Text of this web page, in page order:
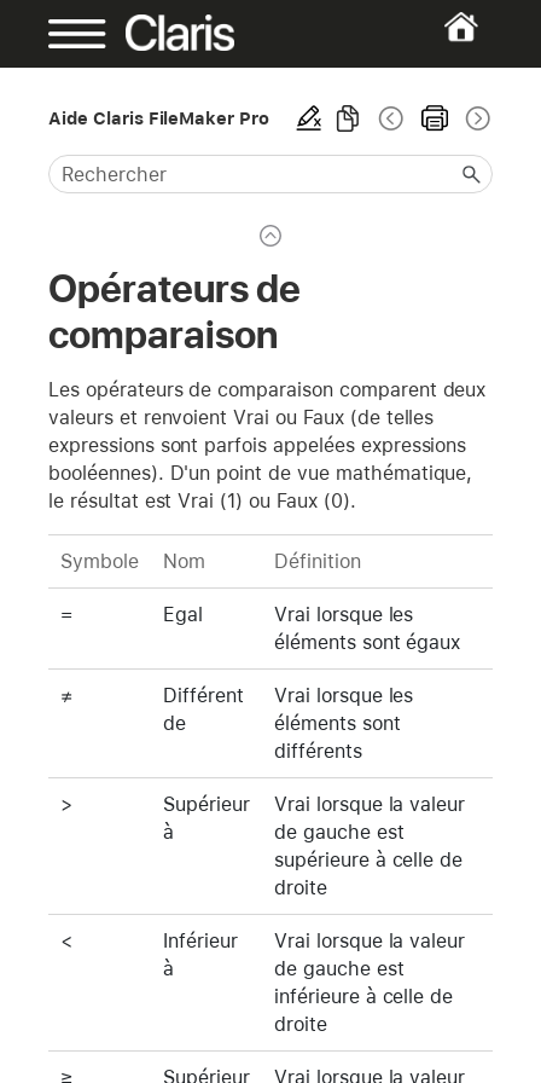
Aide Claris FileMaker Pro
Opérateurs de
comparaison
Les opérateurs de comparaison comparent deux
valeurs et renvoient Vrai ou Faux (de telles
expressions sont parfois appelées expressions
booléennes). D'un point de vue mathématique,
le résultat est Vrai (1) ou Faux (0).
Symbole Nom Définition
= Egal
Vrai lorsque les
éléments sont égaux
≠
Différent
de
Vrai lorsque les
éléments sont
différents
>
Supérieur
à
Vrai lorsque la valeur
de gauche est
supérieure à celle de
droite
<
Inférieur
à
Vrai lorsque la valeur
de gauche est
inférieure à celle de
droite
≥ Supérieur Vrai lorsque la valeur